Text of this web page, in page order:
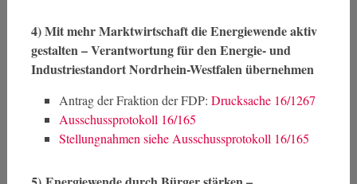
4)Mit mehr Marktwirtschaft die Energiewende aktiv
gestalten – Verantwortung für den Energie- und
Industriestandort Nordrhein-Westfalen übernehmen
Antrag der Fraktion der FDP: Drucksache 16/1267
Ausschussprotokoll 16/165
Stellungnahmen siehe Ausschussprotokoll 16/165